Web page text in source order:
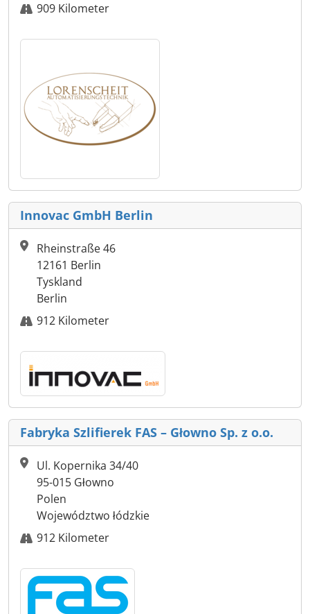
909 Kilometer
Innovac GmbH Berlin
Rheinstraße 46
12161 Berlin
Tyskland
Berlin
912 Kilometer
Fabryka Szlifierek FAS – Głowno Sp. z o.o.
Ul. Kopernika 34/40
95-015 Głowno
Polen
Województwo łódzkie
912 Kilometer